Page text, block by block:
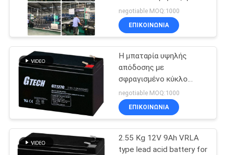
ΠΟΛΙΤΙΚΉ
ΜΥΣΤΙΚΌΤΗΤΑΣ
Μορφωματικό σε
απευθείας σύνδεση
UPS
22
36
βαλβίδα ρυθμιζόμενη
μπαταρία μολύβδου για
μακροχρόνια απόδοση
negotiable MOQ:1000
ΕΠΙΚΟΙΝΩΝΙΑ
Η μπαταρία υψηλής
απόδοσης με
σφραγισμένο κύκλο
βαθέων οξέων
μόλυβδου για σύστημα
UPS
negotiable MOQ:1000
ΕΠΙΚΟΙΝΩΝΙΑ
2.55 Kg 12V 9Ah VRLA
type lead acid battery for